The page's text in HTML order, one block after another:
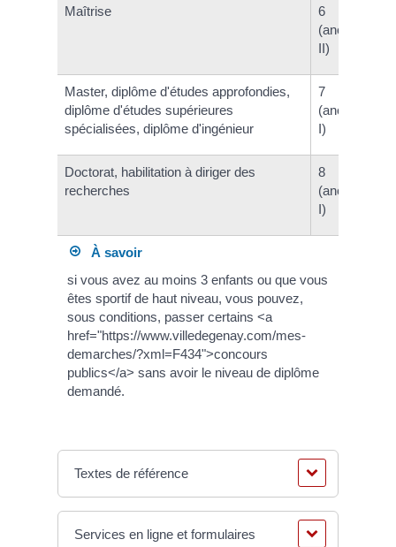
Maîtrise
6
II)
Master, diplôme d'études approfondies,
diplôme d'études supérieures
spécialisées, diplôme d'ingénieur
7
I)
Doctorat, habilitation à diriger des
recherches
8
I)
À savoir
si vous avez au moins 3 enfants ou que vous
êtes sportif de haut niveau, vous pouvez,
sous conditions, passer certains <a
href="https://www.villedegenay.com/mes-
demarches/?xml=F434">concours
publics</a> sans avoir le niveau de diplôme
demandé.
Textes de référence
Services en ligne et formulaires